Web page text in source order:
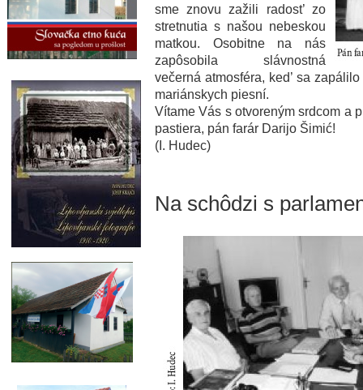
sme znovu zažili radost’ zo
stretnutia s našou nebeskou
matkou. Osobitne na nás
zapôsobila slávnostná
večerná atmosféra, ked’ sa
mariánskych piesní.
Vítame Vás s otvoreným srdcom a
pastiera, pán farár Darijo Šimić!
(I. Hudec)
Na schôdzi s